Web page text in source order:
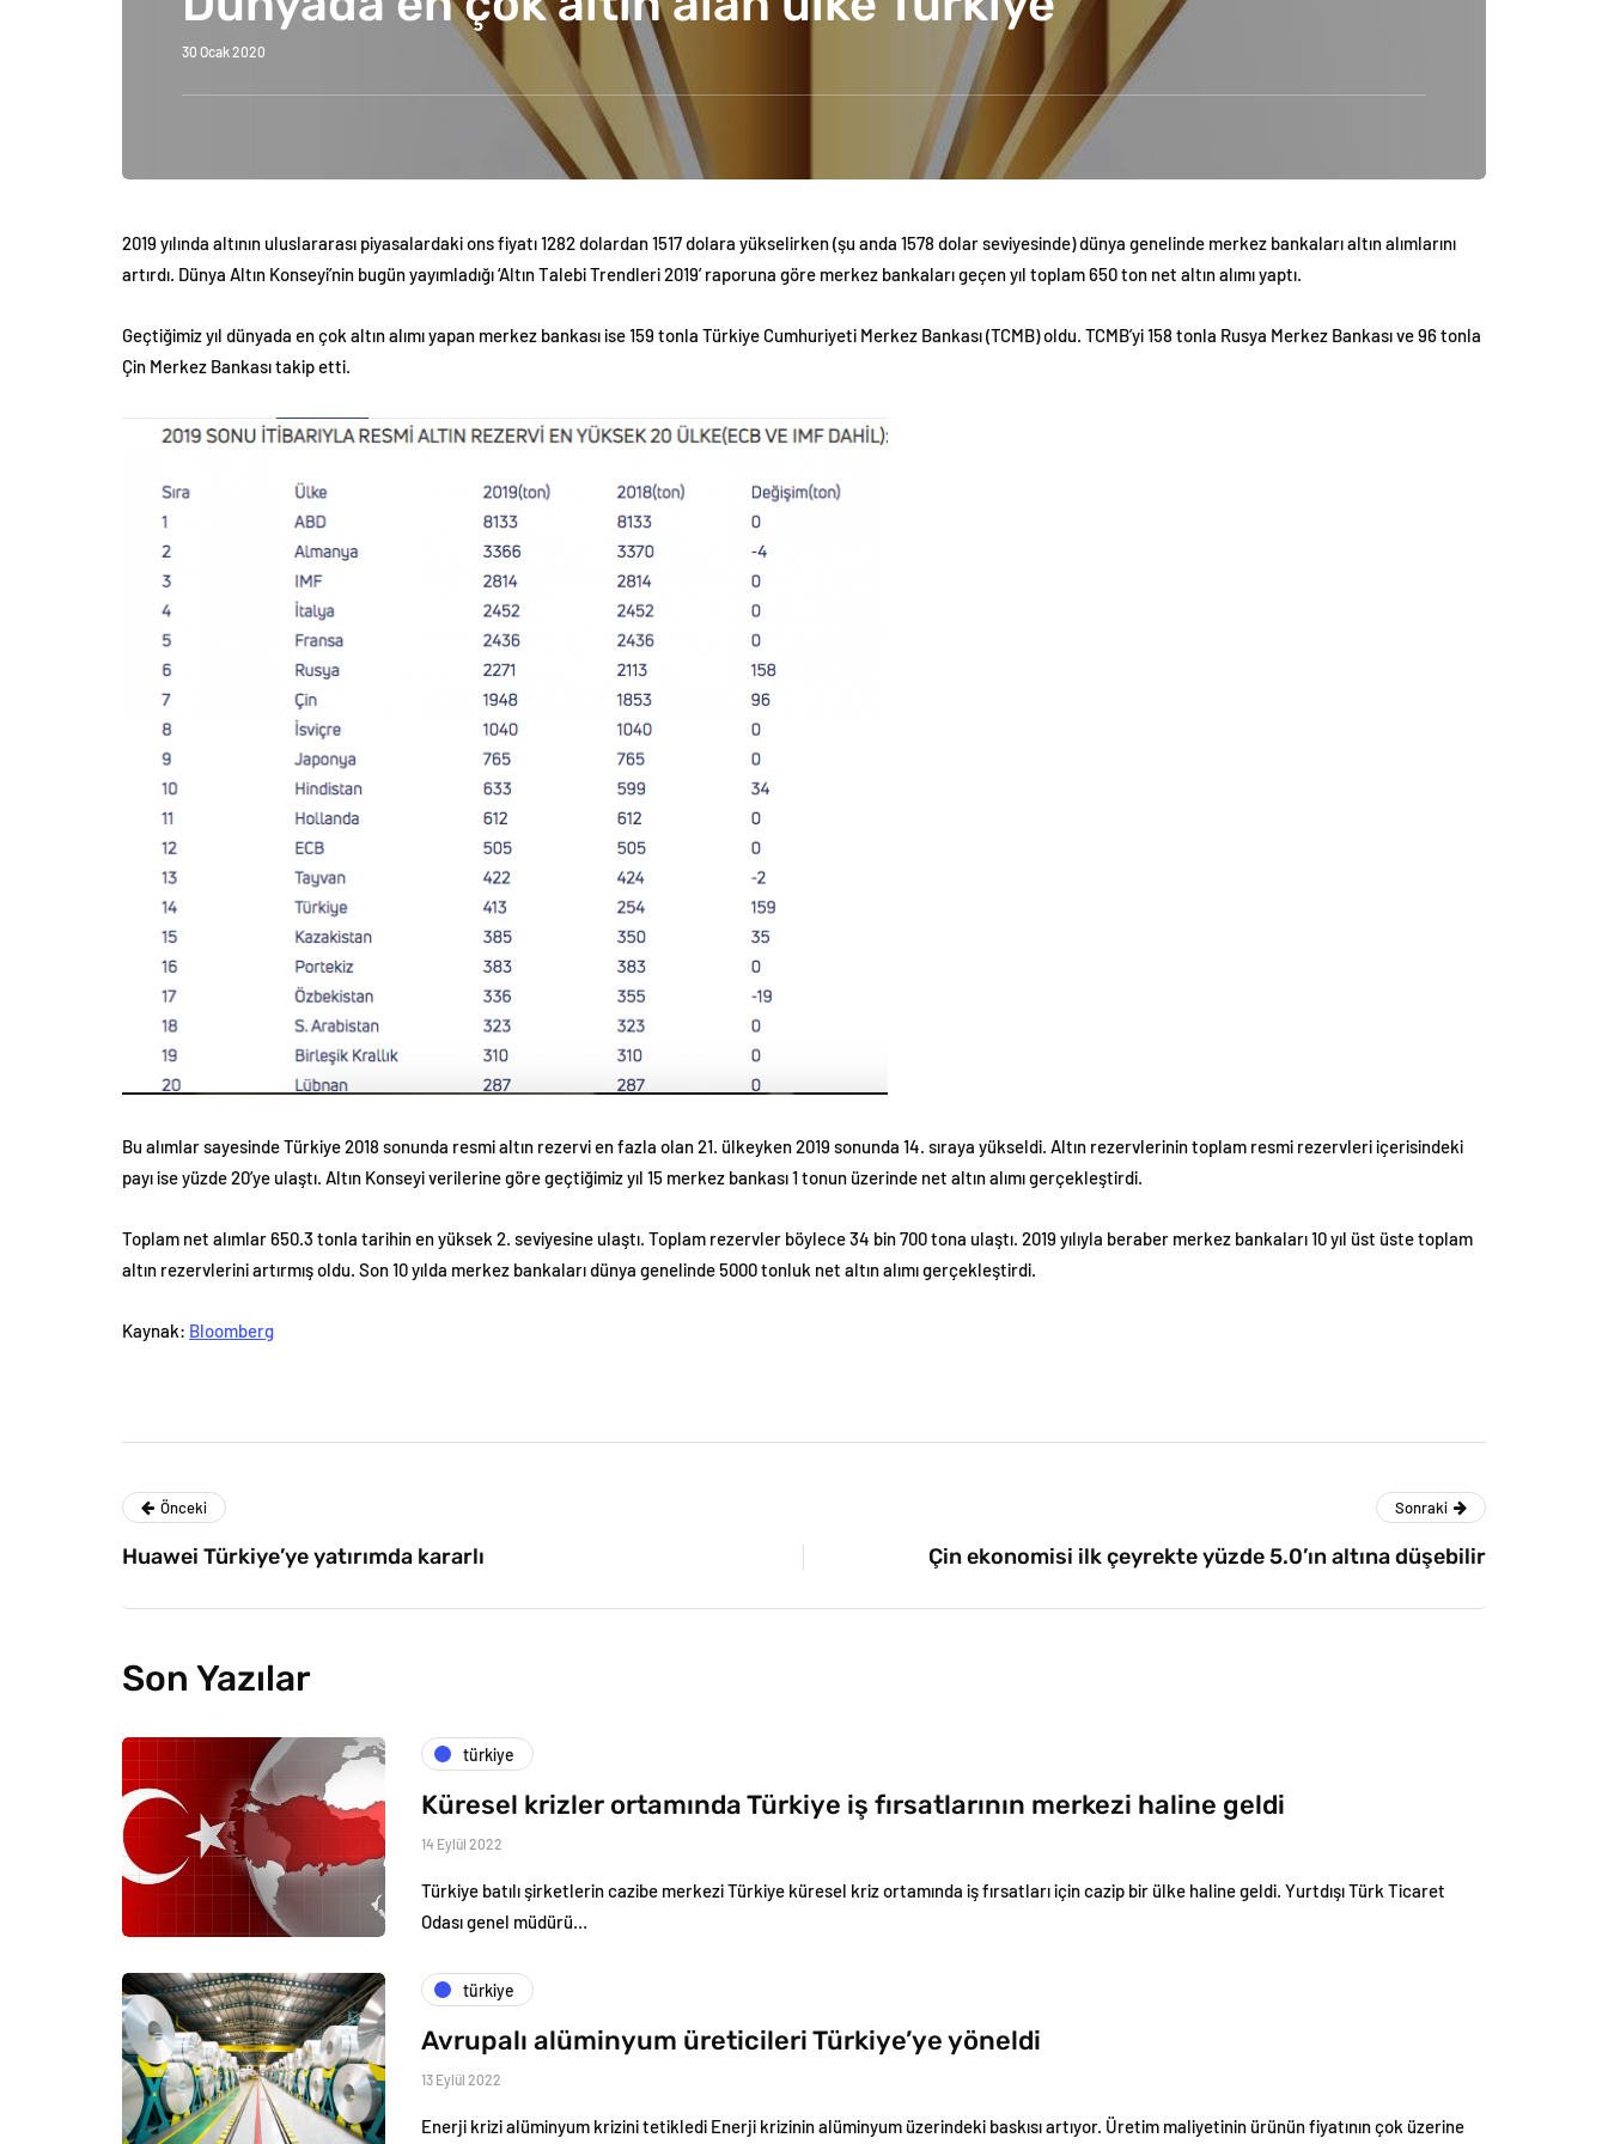
30 Ocak 2020
2019 yılında altının uluslararası piyasalardaki ons fiyatı 1282 dolardan 1517 dolara yükselirken (şu anda 1578 dolar seviyesinde) dünya genelinde merkez bankaları altın alımlarını
artırdı. Dünya Altın Konseyi’nin bugün yayımladığı ‘Altın Talebi Trendleri 2019’ raporuna göre merkez bankaları geçen yıl toplam 650 ton net altın alımı yaptı.
Geçtiğimiz yıl dünyada en çok altın alımı yapan merkez bankası ise 159 tonla Türkiye Cumhuriyeti Merkez Bankası (TCMB) oldu. TCMB’yi 158 tonla Rusya Merkez Bankası ve 96 tonla
Çin Merkez Bankası takip etti.
Bu alımlar sayesinde Türkiye 2018 sonunda resmi altın rezervi en fazla olan 21. ülkeyken 2019 sonunda 14. sıraya yükseldi. Altın rezervlerinin toplam resmi rezervleri içerisindeki
payı ise yüzde 20’ye ulaştı. Altın Konseyi verilerine göre geçtiğimiz yıl 15 merkez bankası 1 tonun üzerinde net altın alımı gerçekleştirdi.
Toplam net alımlar 650.3 tonla tarihin en yüksek 2. seviyesine ulaştı. Toplam rezervler böylece 34 bin 700 tona ulaştı. 2019 yılıyla beraber merkez bankaları 10 yıl üst üste toplam
altın rezervlerini artırmış oldu. Son 10 yılda merkez bankaları dünya genelinde 5000 tonluk net altın alımı gerçekleştirdi.
Kaynak: Bloomberg
Önceki
Huawei Türkiye’ye yatırımda kararlı
Sonraki
Çin ekonomisi ilk çeyrekte yüzde 5.0’ın altına düşebilir
Son Yazılar
türkiye
Küresel krizler ortamında Türkiye iş fırsatlarının merkezi haline geldi
14 Eylül 2022
Türkiye batılı şirketlerin cazibe merkezi Türkiye küresel kriz ortamında iş fırsatları için cazip bir ülke haline geldi. Yurtdışı Türk Ticaret
Odası genel müdürü…
türkiye
Avrupalı alüminyum üreticileri Türkiye’ye yöneldi
13 Eylül 2022
Enerji krizi alüminyum krizini tetikledi Enerji krizinin alüminyum üzerindeki baskısı artıyor. Üretim maliyetinin ürünün fiyatının çok üzerine